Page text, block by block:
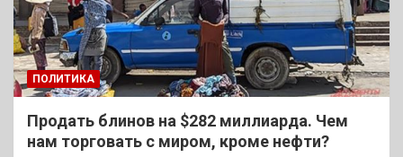
ПОЛИТИКА
Продать блинов на $282 миллиарда. Чем
нам торговать с миром, кроме нефти?